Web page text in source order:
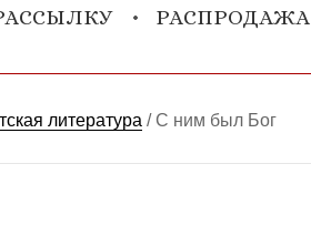
РАСПРОДАЖА
литература /С ним был Бог